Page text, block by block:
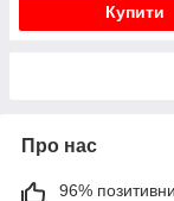
Купити
Про нас
96%